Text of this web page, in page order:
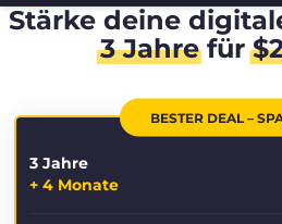
Stärke deine
3 Jahrefür$
BESTER DEAL –
3 Jahre
+ 4 Monate